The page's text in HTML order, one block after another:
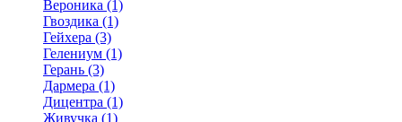
Вероника (1)
Гвоздика (1)
Гейхера (3)
Гелениум (1)
Герань (3)
Дармера (1)
Дицентра (1)
Живучка (1)